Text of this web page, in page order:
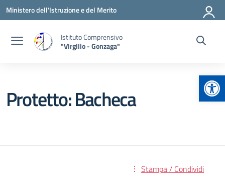
Vai ai contenuti
Vai al menu di navigazione
Vai al footer
Ministero dell'Istruzione e del Merito
Istituto Comprensivo
"Virgilio - Gonzaga"
Protetto: Bacheca
Stampa / Condividi